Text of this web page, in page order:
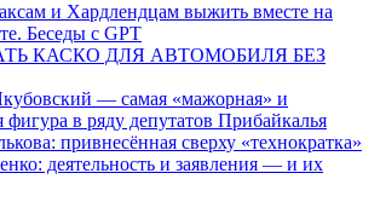
и Хардлендцам выжить вместе на
Беседы с GPT
КАСКО ДЛЯ АВТОМОБИЛЯ БЕЗ
— самая «мажорная» и
фигура в ряду депутатов Прибайкалья
привнесённая сверху «технократка»
деятельность и заявления — и их